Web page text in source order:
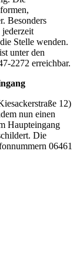
Besonders
Stelle wenden.
unter den
2272 erreichbar.
12)
nun einen
Haupteingang
Die
06461